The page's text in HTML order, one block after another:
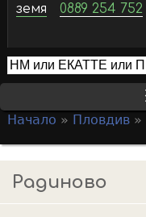
земя
0889 254 752
S
e
r
c
h
Т
ъ
с
и
o
u
Начало » Пловдив»
Радиново